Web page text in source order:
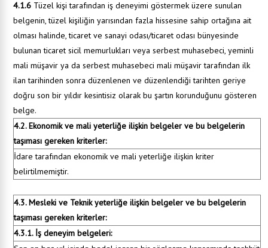
4.1.6 Tüzel kişi tarafından iş deneyimi göstermek üzere sunulan
belgenin, tüzel kişiliğin yarısından fazla hissesine sahip ortağına ait
olması halinde, ticaret ve sanayi odası/ticaret odası bünyesinde
bulunan ticaret sicil memurlukları veya serbest muhasebeci, yeminli
mali müşavir ya da serbest muhasebeci mali müşavir tarafından ilk
ilan tarihinden sonra düzenlenen ve düzenlendiği tarihten geriye
doğru son bir yıldır kesintisiz olarak bu şartın korunduğunu gösteren
belge.
4.2. Ekonomik ve mali yeterliğe ilişkin belgeler ve bu belgelerin
taşıması gereken kriterler:
İdare tarafından ekonomik ve mali yeterliğe ilişkin kriter
belirtilmemiştir.
4.3. Mesleki ve Teknik yeterliğe ilişkin belgeler ve bu belgelerin
taşıması gereken kriterler:
4.3.1. İş deneyim belgeleri: